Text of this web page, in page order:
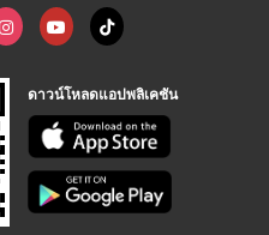
ดาวน์โหลดแอปพลิเคชัน